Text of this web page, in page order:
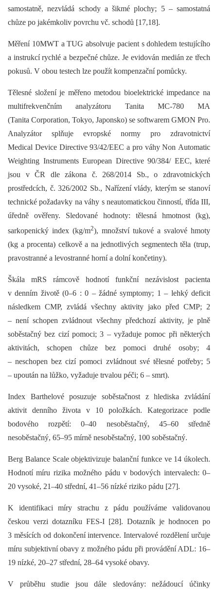
samostatně, nezvládá schody a šikmé plochy; 5 –⁠ samostatná
chůze po jakémkoliv povrchu vč. schodů [17,18].
Měření 10MWT a TUG absolvuje pacient s dohledem testujícího
a instrukcí rychlé a bezpečné chůze. Je evidován medián ze třech
pokusů. V obou testech lze použít kompenzační pomůcky.
Tělesné složení je měřeno metodou bio­elektrické impedance na
multifrekvenčním analyzátoru Tanita MC-780 MA
(Tanita Corporation, Tokyo, Japonsko) se softwarem GMON Pro.
Analyzátor splňuje evropské normy pro zdravotnictví
Medical Device Directive 93/42/EEC a pro váhy Non Automatic
Weighting Instruments European Directive 90/384/ EEC, které
jsou v ČR dle zákona č. 268/2014 Sb., o zdravotnických
prostředcích, č. 326/2002 Sb., Nařízení vlády, kterým se stanoví
technické požadavky na váhy s neautomatickou činností, třída III,
úředně ověřeny. Sledované hodnoty: tělesná hmotnost (kg),
sarkopenický index (kg/m2), množství tukové a svalové hmoty
(kg a procenta) celkově a na jednotlivých segmentech těla (trup,
pravostranné a levostranné horní a dolní končetiny).
Škála mRS rámcově hodnotí funkční nezávislost pacienta
v denním životě (0–6 : 0 –⁠ žádné symptomy; 1 –⁠ lehký deficit
následkem CMP, zvládá všechny aktivity jako před CMP; 2
–⁠ není schopen zvládnout všechny předchozí aktivity, je plně
soběstačný bez cizí pomoci; 3 –⁠ vyžaduje pomoc při ně­kte­rých
aktivitách, schopen chůze bez pomoci druhé osoby; 4
–⁠ neschopen bez cizí pomoci zvládnout své tělesné potřeby; 5
–⁠ upoután na lůžko, vyžaduje trvalou péči; 6 –⁠ smrt).
Index Barthelové posuzuje soběstačnost z hlediska zvládání
aktivit denního života v 10 položkách. Kategorizace podle
bodového rozpětí: 0–40 nesoběstačný, 45–60 středně
nesoběstačný, 65–95 mírně nesoběstačný, 100 soběstačný.
Berg Balance Scale objektivizuje balanční funkce ve 14 úkolech.
Hodnotí míru rizika možného pádu v bodových intervalech: 0–
20 vysoké, 21–40 střední, 41–56 nízké riziko pádu [27].
K identifikaci míry strachu z pádu používáme validovanou
českou verzi dotazníku FES-I [28]. Dotazník je hodnocen po
3 měsících od dokončení intervence. Intervalové rozdělení určuje
míru subjektivní obavy z možného pádu při provádění ADL: 16–
19 nízké, 20–27 střední, 28–64 vysoké obavy.
V průběhu studie jsou dále sledovány: nežádoucí účinky